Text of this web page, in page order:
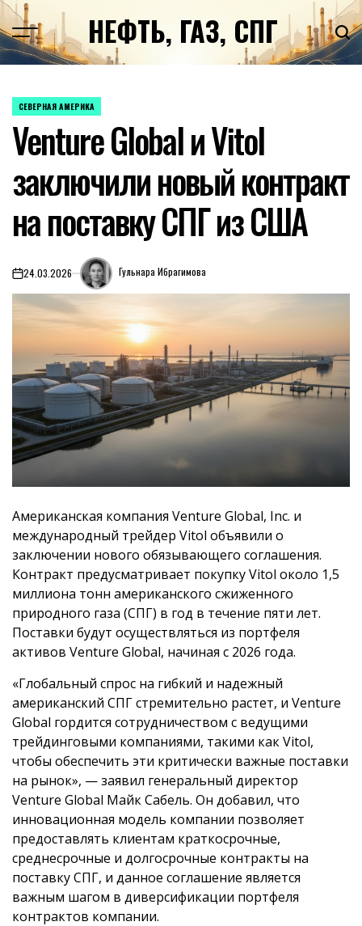
Перейти
к
содержимомуНЕФТЬ, ГАЗ, СПГ
ОПУБЛИКОВАНО
СЕВЕРНАЯ АМЕРИКА
Venture Global и Vitol
заключили новый контракт
на поставку СПГ из США
on24.03.2026 Гульнара Ибрагимова
Американская компания Venture Global, Inc. и
международный трейдер Vitol объявили о
заключении нового обязывающего соглашения.
Контракт предусматривает покупку Vitol около 1,5
миллиона тонн американского сжиженного
природного газа (СПГ) в год в течение пяти лет.
Поставки будут осуществляться из портфеля
активов Venture Global, начиная с 2026 года.
«Глобальный спрос на гибкий и надежный
американский СПГ стремительно растет, и Venture
Global гордится сотрудничеством с ведущими
трейдинговыми компаниями, такими как Vitol,
чтобы обеспечить эти критически важные поставки
на рынок», — заявил генеральный директор
Venture Global Майк Сабель. Он добавил, что
инновационная модель компании позволяет
предоставлять клиентам краткосрочные,
среднесрочные и долгосрочные контракты на
поставку СПГ, и данное соглашение является
важным шагом в диверсификации портфеля
контрактов компании.